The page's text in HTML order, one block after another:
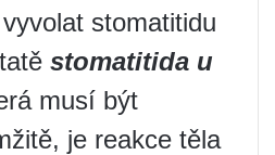
stomatitidu
stomatitida u
musí být
je reakce těla